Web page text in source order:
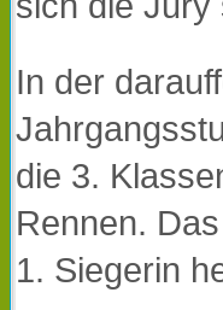
In der
die 3.
Rennen.
1. Siegerin